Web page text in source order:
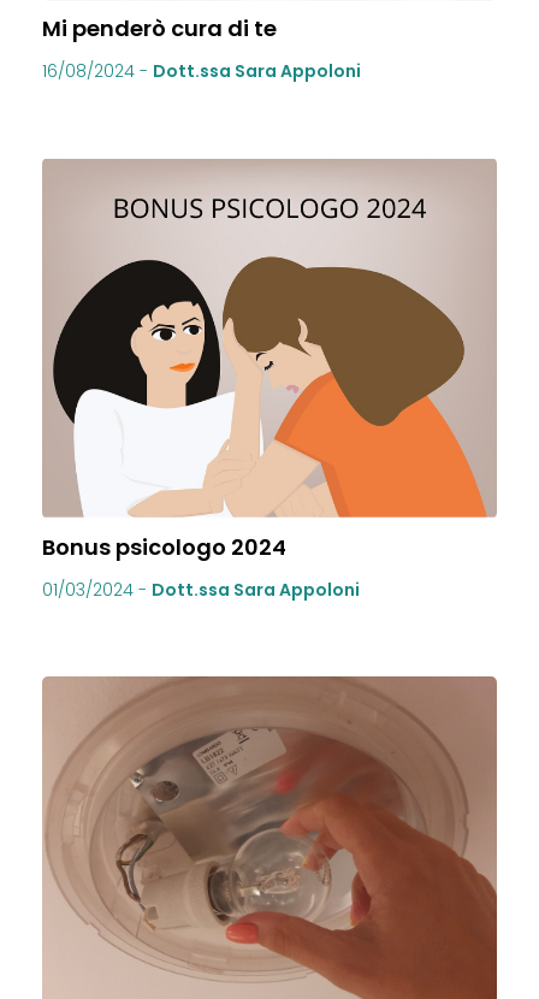
Mi penderò cura di te
16/08/2024 - Dott.ssa Sara Appoloni
Bonus psicologo 2024
01/03/2024 - Dott.ssa Sara Appoloni